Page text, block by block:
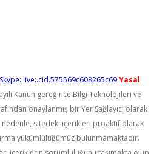
Skype: live:.cid.575569c608265c69Yasal
Kanun gereğince Bilgi Teknolojileri ve
onaylanmış bir Yer Sağlayıcı olarak
sitedeki içerikleri proaktif olarak
yükümlülüğümüz bulunmamaktadır.